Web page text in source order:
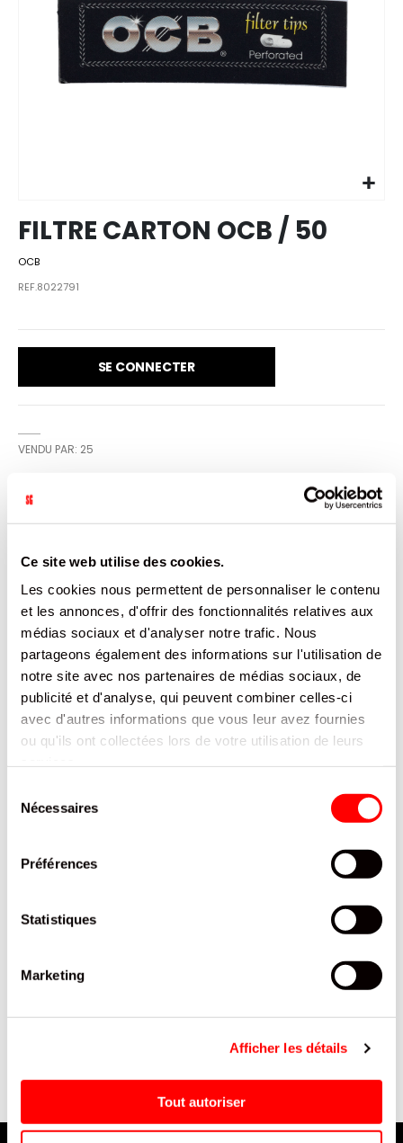
Ce site web utilise des cookies.
Les cookies nous permettent de personnaliser le contenu
et les annonces, d'offrir des fonctionnalités relatives aux
médias sociaux et d'analyser notre trafic. Nous
partageons également des informations sur l'utilisation de
notre site avec nos partenaires de médias sociaux, de
publicité et d'analyse, qui peuvent combiner celles-ci
avec d'autres informations que vous leur avez fournies
ou qu'ils ont collectées lors de votre utilisation de leurs
Nécessaires
Préférences
Statistiques
Marketing
Afficher les détails
Tout autoriser
images
gallery
FILTRE CARTON OCB / 50
OCB
REF.8022791
SE CONNECTER
VENDU PAR: 25
INFORMATION
aisée
CARACTÉRISTIQUES
DOCUMENTATION
PRODUITS QUI POURRAIENT VOUS
INTERESSER
CHIPS EXTRA CRAQUANTE
150G/20